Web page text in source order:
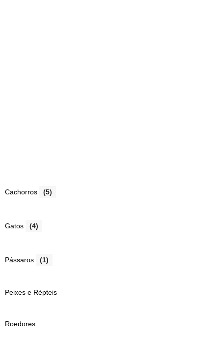
Cachorros (5)
Gatos (4)
Pássaros (1)
Peixes e Répteis
Roedores